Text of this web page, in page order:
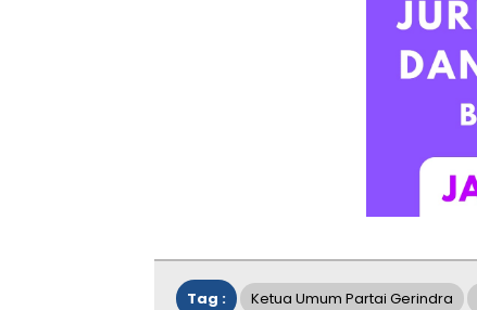
Tag : Ketua Umum Partai Gerindra